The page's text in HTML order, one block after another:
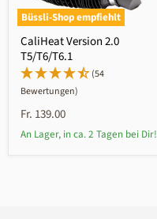
Büssli-Shop empfiehlt
CaliHeat Version 2.0
T5/T6/T6.1
(54
Bewertungen)
Fr. 139.00
An Lager, in ca. 2 Tagen bei Dir!